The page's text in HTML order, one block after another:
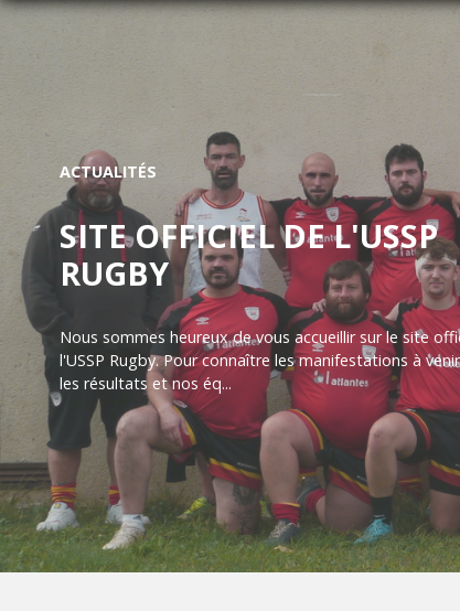
ACTUALITÉS
SITE OFFICIEL DE L'USSP
RUGBY
Nous sommes heureux de vous accueillir sur le site
l'USSP Rugby. Pour connaître les manifestations à
les résultats et nos éq...